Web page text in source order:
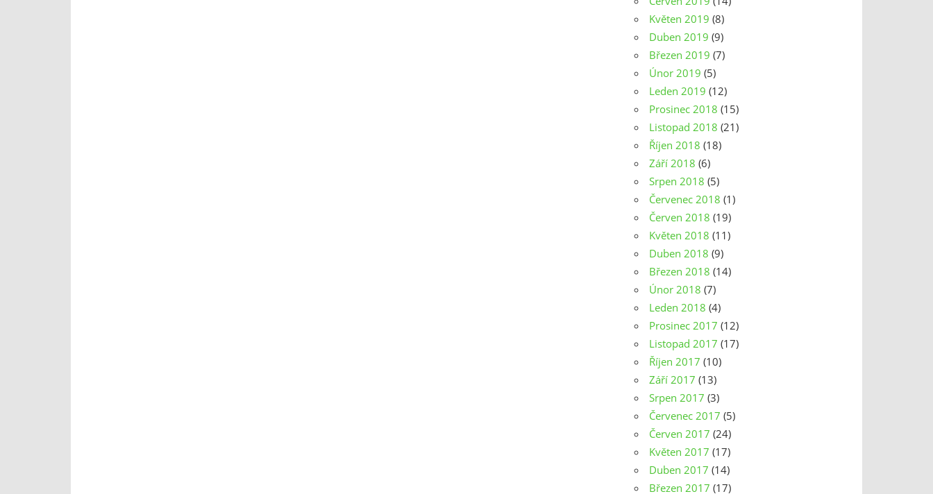
Květen 2019 (8)
Duben 2019 (9)
Březen 2019 (7)
Únor 2019 (5)
Leden 2019 (12)
Prosinec 2018 (15)
Listopad 2018 (21)
Říjen 2018 (18)
Září 2018 (6)
Srpen 2018 (5)
Červenec 2018 (1)
Červen 2018 (19)
Květen 2018 (11)
Duben 2018 (9)
Březen 2018 (14)
Únor 2018 (7)
Leden 2018 (4)
Prosinec 2017 (12)
Listopad 2017 (17)
Říjen 2017 (10)
Září 2017 (13)
Srpen 2017 (3)
Červenec 2017 (5)
Červen 2017 (24)
Květen 2017 (17)
Duben 2017 (14)
Březen 2017 (17)